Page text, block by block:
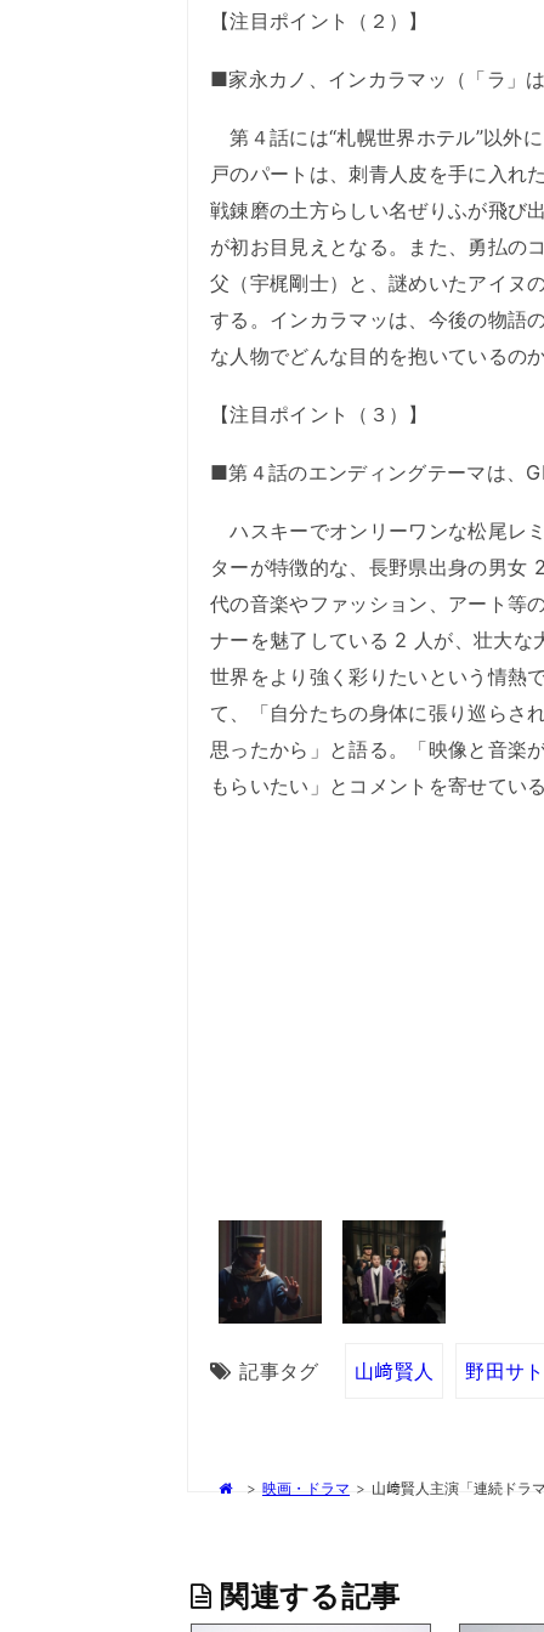
【注目ポイント（２）】
■家永カノ、インカラマッ（「ラ」
第４話には“札幌世界ホテル”以外
戸のパートは、刺青人皮を手に入れ
戦錬磨の土方らしい名ぜりふが飛び
が初お目見えとなる。また、勇払の
父（宇梶剛士）と、謎めいたアイヌ
する。インカラマッは、今後の物語
な人物でどんな目的を抱いているの
【注目ポイント（３）】
■第４話のエンディングテーマは、
ハスキーでオンリーワンな松尾レ
ターが特徴的な、長野県出身の男
代の音楽やファッション、アート等
ナーを魅了している 2 人が、壮大な
世界をより強く彩りたいという情熱
て、「自分たちの身体に張り巡らさ
思ったから」と語る。「映像と音楽
もらいたい」とコメントを寄せてい
記事タグ 山﨑賢人 野田サ
> 映画・ドラマ > 山﨑賢人主演「連続ドラ
関連する記事